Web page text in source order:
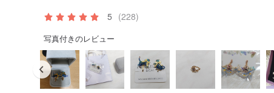
5 (228)
写真付きのレビュー